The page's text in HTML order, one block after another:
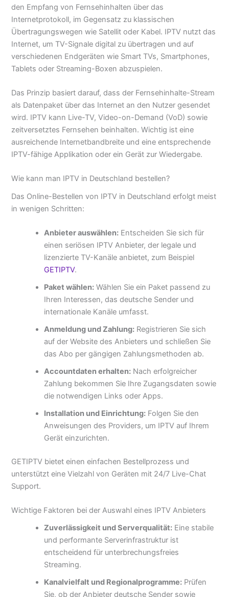
den Empfang von Fernsehinhalten über das
Internetprotokoll, im Gegensatz zu klassischen
Übertragungswegen wie Satellit oder Kabel. IPTV nutzt das
Internet, um TV-Signale digital zu übertragen und auf
verschiedenen Endgeräten wie Smart TVs, Smartphones,
Tablets oder Streaming-Boxen abzuspielen.
Das Prinzip basiert darauf, dass der Fernsehinhalte-Stream
als Datenpaket über das Internet an den Nutzer gesendet
wird. IPTV kann Live-TV, Video-on-Demand (VoD) sowie
zeitversetztes Fernsehen beinhalten. Wichtig ist eine
ausreichende Internetbandbreite und eine entsprechende
IPTV-fähige Applikation oder ein Gerät zur Wiedergabe.
Wie kann man IPTV in Deutschland bestellen?
Das Online-Bestellen von IPTV in Deutschland erfolgt meist
in wenigen Schritten:
Anbieter auswählen: Entscheiden Sie sich für
einen seriösen IPTV Anbieter, der legale und
lizenzierte TV-Kanäle anbietet, zum Beispiel
GETIPTV.
Paket wählen: Wählen Sie ein Paket passend zu
Ihren Interessen, das deutsche Sender und
internationale Kanäle umfasst.
Anmeldung und Zahlung: Registrieren Sie sich
auf der Website des Anbieters und schließen Sie
das Abo per gängigen Zahlungsmethoden ab.
Accountdaten erhalten: Nach erfolgreicher
Zahlung bekommen Sie Ihre Zugangsdaten sowie
die notwendigen Links oder Apps.
Installation und Einrichtung: Folgen Sie den
Anweisungen des Providers, um IPTV auf Ihrem
Gerät einzurichten.
GETIPTV bietet einen einfachen Bestellprozess und
unterstützt eine Vielzahl von Geräten mit 24/7 Live-Chat
Support.
Wichtige Faktoren bei der Auswahl eines IPTV Anbieters
Zuverlässigkeit und Serverqualität: Eine stabile
und performante Serverinfrastruktur ist
entscheidend für unterbrechungsfreies
Streaming.
Kanalvielfalt und Regionalprogramme: Prüfen
Sie, ob der Anbieter deutsche Sender sowie